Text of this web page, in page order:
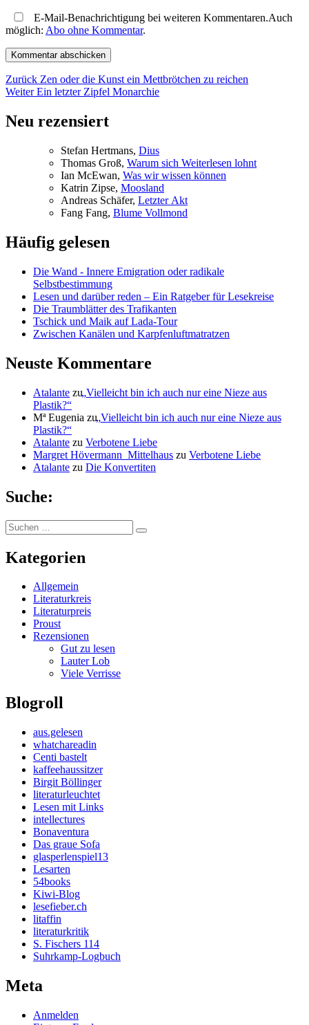
E-Mail-Benachrichtigung bei weiteren Kommentaren.Auch
möglich: Abo ohne Kommentar.
Beitragsnavigation
Zurück Vorheriger
Beitrag:
Zen oder die Kunst ein Mettbrötchen zu reichen
Weiter Nächster
Ein letzter Zipfel Monarchie
Neu rezensiert
Ste­fan Hertmans, Di­us
Tho­mas Groß, War­um sich Wei­ter­le­sen lohnt
Ian McE­wan, Was wir wis­sen können
Kat­rin Zip­se, Moos­land
An­dre­as Schä­fer, Letz­ter Akt
Fang Fang, Blu­me Vollmond
Häufig gelesen
Die Wand - Innere Emigration oder radikale
Selbstbestimmung
Lesen und darüber reden – Ein Ratgeber für Lesekreise
Die Traumblätter des Trafikanten
Tschick und Maik auf Lada-Tour
Zwischen Kanälen und Karpfenluftmatratzen
Neuste Kommentare
Atalante zu
„Vielleicht bin ich auch nur eine Nieze aus
Plastik?“
Mª Eugenia zu
„Vielleicht bin ich auch nur eine Nieze aus
Plastik?“
Atalante zu Verbotene Liebe
Margret Hövermann_Mittelhaus zu Verbotene Liebe
Atalante zu Die Konvertiten
Suche:
Suchen
nach:
Suchen
Kategorien
Allgemein
Literaturkreis
Literaturpreis
Proust
Rezensionen
Gut zu lesen
Lauter Lob
Viele Verrisse
Blogroll
aus.gelesen
whatchareadin
Centi bastelt
kaffeehaussitzer
Birgit Böllinger
literaturleuchtet
Lesen mit Links
intellectures
Bonaventura
Das graue Sofa
glasperlenspiel13
Lesarten
54books
Kiwi-Blog
lesefieber.ch
litaffin
literaturkritik
S. Fischers 114
Suhrkamp-Logbuch
Meta
Anmelden